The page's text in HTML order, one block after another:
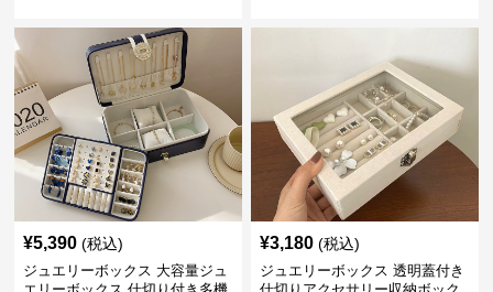
¥5,390 (税込)
ジュエリーボックス 大容量ジュ
¥3,180 (税込)
ジュエリーボックス 透明蓋付き